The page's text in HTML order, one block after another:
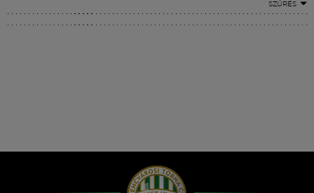
SZŰRÉS
Hírek